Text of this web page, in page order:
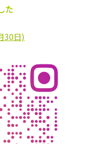
た
30日)